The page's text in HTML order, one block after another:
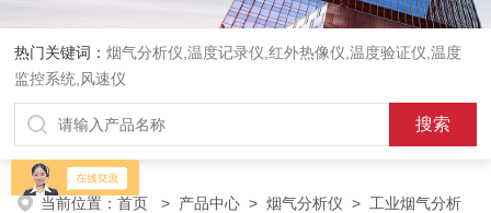
热门关键词：烟气分析仪,温度记录仪,红外热像仪,温度验证仪,温度
监控系统,风速仪
当前位置：首页 > 产品中心 >烟气分析仪 > 工业烟气分析